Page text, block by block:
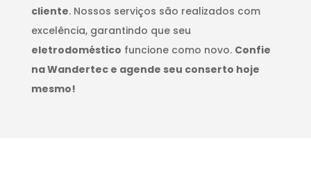
cliente. Nossos serviços são realizados com
excelência, garantindo que seu
eletrodoméstico funcione como novo. Confie
na Wandertec e agende seu conserto hoje
mesmo!